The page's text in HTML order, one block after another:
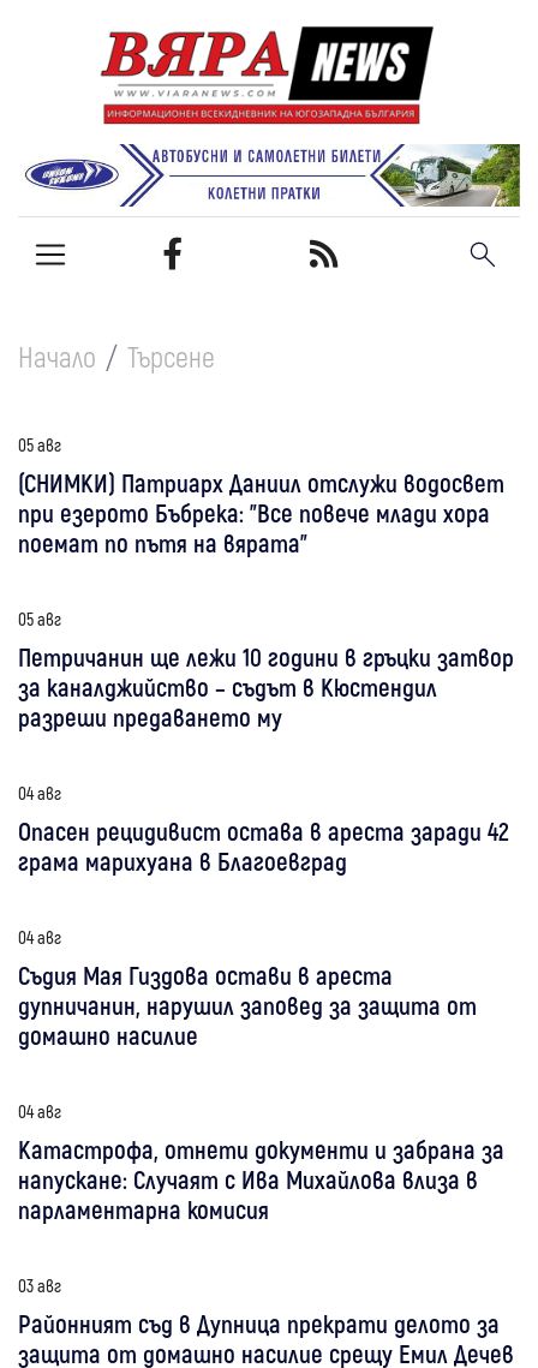
Начало Търсене
05 авг
(СНИМКИ) Патриарх Даниил отслужи водосвет
при езерото Бъбрека: "Все повече млади хора
поемат по пътя на вярата"
05 авг
Петричанин ще лежи 10 години в гръцки затвор
за каналджийство – съдът в Кюстендил
разреши предаването му
04 авг
Опасен рецидивист остава в ареста заради 42
грама марихуана в Благоевград
04 авг
Съдия Мая Гиздова остави в ареста
дупничанин, нарушил заповед за защита от
домашно насилие
04 авг
Катастрофа, отнети документи и забрана за
напускане: Случаят с Ива Михайлова влиза в
парламентарна комисия
03 авг
Районният съд в Дупница прекрати делото за
защита от домашно насилие срещу Емил Дечев